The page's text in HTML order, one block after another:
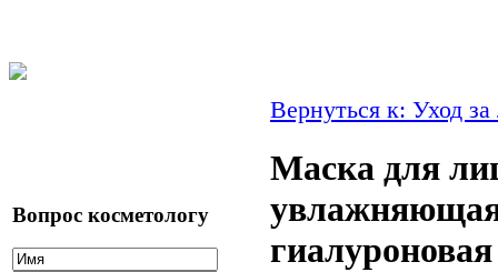
Вопрос косметологу
Вернуться к: Уход
Маска для